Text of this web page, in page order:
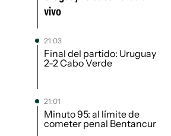
vivo
21:03
Final del partido: Uruguay
2-2 Cabo Verde
21:01
Minuto 95: al límite de
cometer penal Bentancur